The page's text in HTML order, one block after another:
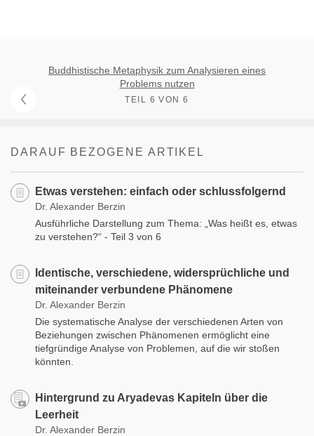
Buddhistische Metaphysik zum Analysieren eines
Problems nutzen
TEIL 6 VON 6
DARAUF BEZOGENE ARTIKEL
Etwas verstehen: einfach oder schlussfolgernd
Dr. Alexander Berzin
Ausführliche Darstellung zum Thema: „Was heißt es, etwas
zu verstehen?“ - Teil 3 von 6
Identische, verschiedene, widersprüchliche und
miteinander verbundene Phänomene
Dr. Alexander Berzin
Die systematische Analyse der verschiedenen Arten von
Beziehungen zwischen Phänomenen ermöglicht eine
tiefgründige Analyse von Problemen, auf die wir stoßen
könnten.
Hintergrund zu Aryadevas Kapiteln über die
Leerheit
Dr. Alexander Berzin